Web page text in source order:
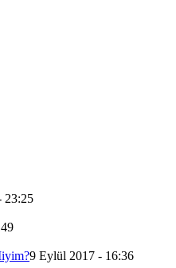
23:25
9 Eylül 2017 - 16:36